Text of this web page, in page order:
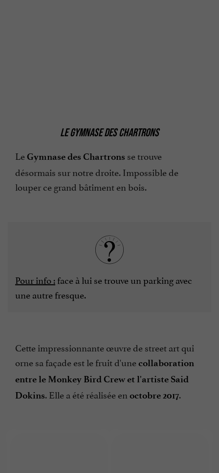
LE GYMNASE DES CHARTRONS
LeGymnase des Chartrons se trouve
désormais sur notre droite. Impossible de
louper ce grand bâtiment en bois.
Pour info :face à lui se trouve un parking avec
une autre fresque.
Cette impressionnante œuvre de street art qui
orne sa façade est le fruit d'unecollaboration
entre le Monkey Bird Crew et l'artiste Said
Dokins. Elle a été réalisée en octobre 2017.